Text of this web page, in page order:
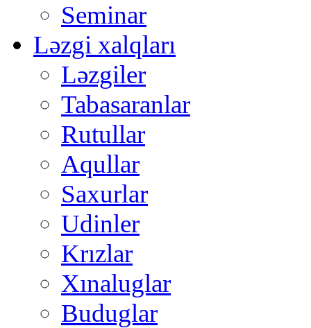
Seminar
Ləzgi xalqları
Ləzgiler
Tabasaranlar
Rutullar
Aqullar
Saxurlar
Udinler
Krızlar
Xınaluglar
Buduglar